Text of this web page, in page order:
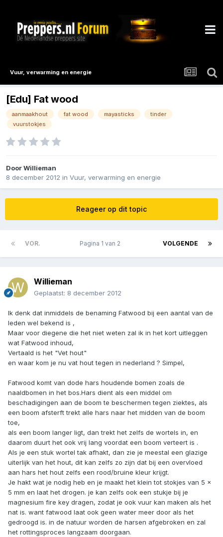
Vuur, verwarming en energie
[Edu] Fat wood
aanmaakhout fat wood mayasticks
tinder
vuurstokjes
DoorWillieman
8 december 2012 in Vuur, verwarming en energie
Reageer op dit topic
VOR. VOLGENDE
Pagina 1 van 2
Willieman
Geplaatst: 8 december 2012
Ik denk dat inmiddels de benaming Fatwood bij een aantal van de
leden wel bekend is ,
Maar voor diegene die het niet weten zal ik in het kort uitleggen
wat Fatwood inhoud,
Vertaald is het "Vet hout"
en waar kom je nu vat hout tegen in nederland ? Simpel,
Fatwood komt van dode hars houdende bomen zoals de
naaldbomen in het bos.Hars dient als een middel om
beschadigingen aan de boom te beschermen tegen ziektes, als
een boom afsterft trekt alle hars naar het midden van de boom
toe,
als een boom langer ligt, dan trekt het zelfs de wortels in, en
daarom duurt het ook vrij lang voordat een boom verteert is .
Als je een stuk wortel tak afhakt, dan zie je meestal een glazige
uiterlijk van het hout, dit kan zelfs zo zijn dat bij een overvloed
aan hars het hout zelfs een rood/bruine kleur krijgt.
Je hakt wat je nodig heb en je maakt het klein tot stokjes van 5 x
5 mm en laat het drogen. je kan zelfs ook een stukje bij je
magnesium fire key dragen, zodat je ook vuur kan maken als het
nat is. want fatwood laat ook geen water meer door als het
gedroogd is. in de natuur worden de harsen afgebroken en zal
het rottingsproces langzaam doorgaan.